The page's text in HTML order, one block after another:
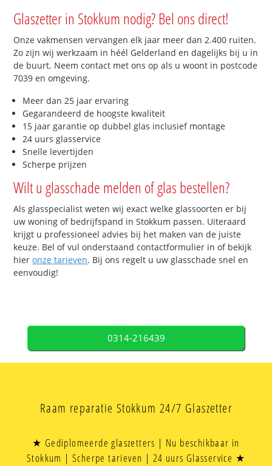
Glaszetter in Stokkum nodig? Bel ons direct!
Onze vakmensen vervangen elk jaar meer dan 2.400 ruiten.
Zo zijn wij werkzaam in héél Gelderland en dagelijks bij u in
de buurt. Neem contact met ons op als u woont in postcode
7039 en omgeving.
Meer dan 25 jaar ervaring
Gegarandeerd de hoogste kwaliteit
15 jaar garantie op dubbel glas inclusief montage
24 uurs glasservice
Snelle levertijden
Scherpe prijzen
Wilt u glasschade melden of glas bestellen?
Als glasspecialist weten wij exact welke glassoorten er bij
uw woning of bedrijfspand in Stokkum passen. Uiteraard
krijgt u professioneel advies bij het maken van de juiste
keuze. Bel of vul onderstaand contactformulier in of bekijk
hieronze tarieven. Bij ons regelt u uw glasschade snel en
eenvoudig!
0314-216439
Raam reparatie Stokkum 24/7 Glaszetter
★ Gediplomeerde glaszetters | Nu beschikbaar in
Stokkum | Scherpe tarieven | 24 uurs Glasservice ★